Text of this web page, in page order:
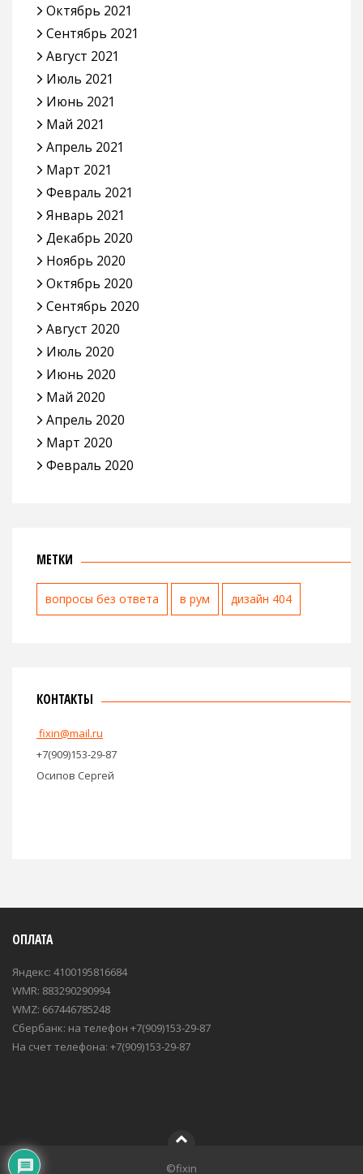
Октябрь 2021
Сентябрь 2021
Август 2021
Июль 2021
Июнь 2021
Май 2021
Апрель 2021
Март 2021
Февраль 2021
Январь 2021
Декабрь 2020
Ноябрь 2020
Октябрь 2020
Сентябрь 2020
Август 2020
Июль 2020
Июнь 2020
Май 2020
Апрель 2020
Март 2020
Февраль 2020
МЕТКИ
вопросы без ответа в рум дизайн 404
КОНТАКТЫ
fixin@mail.ru
+7(909)153-29-87
Осипов Сергей
ОПЛАТА
Яндекс: 4100195816684
WMR: 883290290994
WMZ: 667446785248
Сбербанк: на телефон +7(909)153-29-87
На счет телефона: +7(909)153-29-87
©fixin